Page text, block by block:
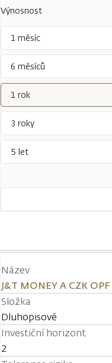
Výnosnost
1 měsíc
6 měsíců
1 rok
3 roky
5 let
Název
J&T MONEY A CZK OPF
Složka
Dluhopisové
Investiční horizont
2